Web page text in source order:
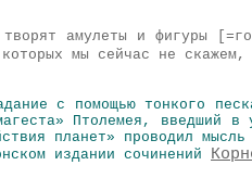
творят амулеты и фигуры
мы сейчас не
с помощью тонкого
Птолемея, введший
планет» проводил
издании сочинений